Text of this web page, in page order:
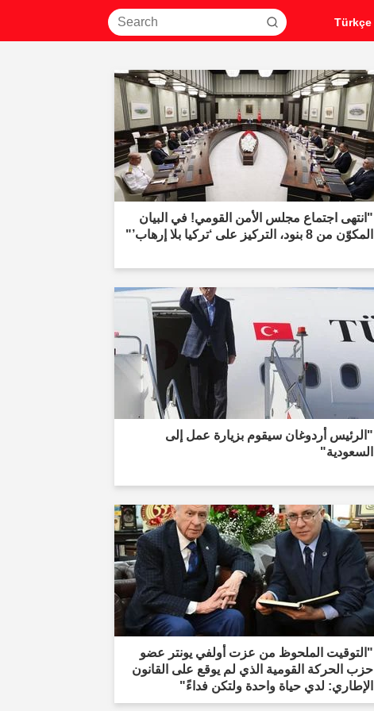
"انتهى اجتماع مجلس الأمن القومي! في البيان
المكوّن من 8 بنود، التركيز على ‘تركيا بلا إرهاب’"
"الرئيس أردوغان سيقوم بزيارة عمل إلى
السعودية"
"التوقيت الملحوظ من عزت أولفي يونتر عضو
حزب الحركة القومية الذي لم يوقع على القانون
الإطاري: لدي حياة واحدة ولتكن فداءً"